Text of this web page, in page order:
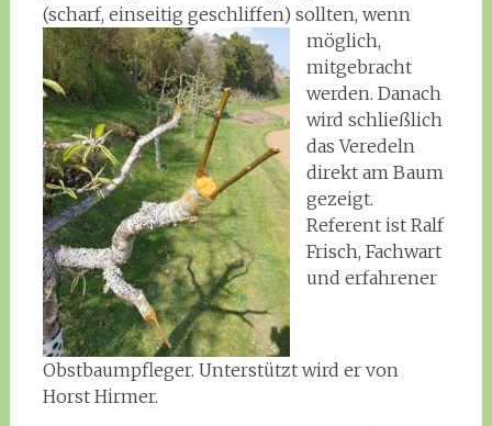
(scharf, einseitig geschliffen) sollten, wenn
möglich,
mitgebracht
werden. Danach
wird schließlich
das Veredeln
direkt am Baum
gezeigt.
Referent ist Ralf
Frisch, Fachwart
und erfahrener
Obstbaumpfleger. Unterstützt wird er von
Horst Hirmer.